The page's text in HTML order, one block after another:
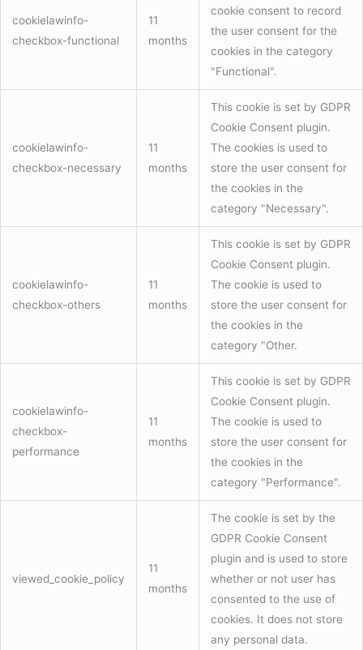
cookielawinfo-
checkbox-functional
11
months
cookie consent to record
the user consent for the
cookies in the category
"Functional".
cookielawinfo-
checkbox-necessary
11
months
This cookie is set by GDPR
Cookie Consent plugin.
The cookies is used to
store the user consent for
the cookies in the
category "Necessary".
cookielawinfo-
checkbox-others
11
months
This cookie is set by GDPR
Cookie Consent plugin.
The cookie is used to
store the user consent for
the cookies in the
category "Other.
cookielawinfo-
checkbox-
performance
11
months
This cookie is set by GDPR
Cookie Consent plugin.
The cookie is used to
store the user consent for
the cookies in the
category "Performance".
viewed_cookie_policy
11
months
The cookie is set by the
GDPR Cookie Consent
plugin and is used to store
whether or not user has
consented to the use of
cookies. It does not store
any personal data.